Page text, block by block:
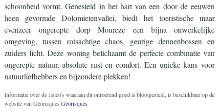
schoonheid vormt. Genesteld in het hart van een door de eeuwen
heen gevormde Dolomietenvallei, biedt het toeristische maar
evenzeer ongerepte dorp Moureze een bijna onwerkelijke
omgeving, tussen rotsachtige chaos, geurige dennenbossen en
zuiders licht. Deze woning belichaamt de perfecte combinatie van
ongerepte natuur, absolute rust en comfort. Een unieke kans voor
natuurliefhebbers en bijzondere plekken!
Informatie over de risico's waaraan dit onroerend goed is blootgesteld, is beschikbaar op de
website van Géorisques Géorisques